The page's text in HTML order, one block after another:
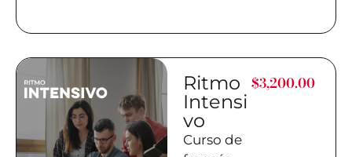
Ritmo
Intensi
vo
Curso de
$3,200.00